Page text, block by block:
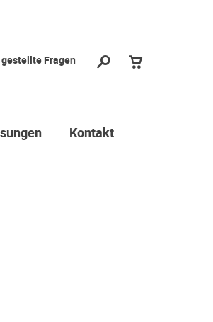
Fragen
Kontakt